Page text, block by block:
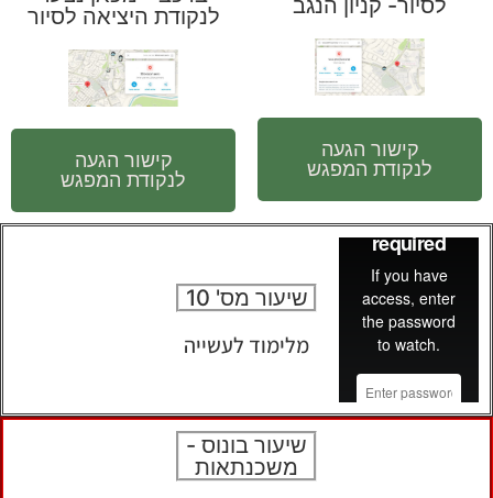
לסיור- קניון הנגב
קישור הגעה
לנקודת המפגש
לנקודת היציאה לסיור
קישור הגעה
לנקודת המפגש
שיעור מס' 10
מלימוד לעשייה
שיעור בונוס -
משכנתאות